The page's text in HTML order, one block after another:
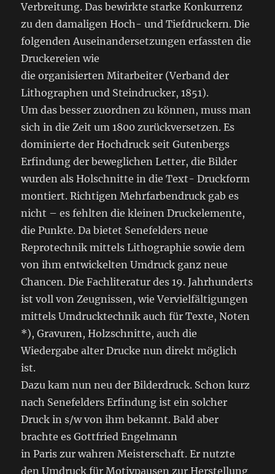
Verbreitung. Das bewirkte starke Konkurrenz
zu den damaligen Hoch- und Tiefdruckern. Die
folgenden Auseinandersetzungen erfassten die
Druckereien wie
die organisierten Mitarbeiter (Verband der
Lithographen und Steindrucker, 1851).
Um das besser zuordnen zu können, muss man
sich in die Zeit um 1800 zurückversetzen. Es
dominierte der Hochdruck seit Gutenbergs
Erfindung der beweglichen Letter, die Bilder
wurden als Holschnitte in die Text- Druckform
montiert. Richtigen Mehrfarbendruck gab es
nicht – es fehlten die kleinen Druckelemente,
die Punkte. Da bietet Senefelders neue
Reprotechnik mittels Lithographie sowie dem
von ihm entwickelten Umdruck ganz neue
Chancen. Die Fachliteratur des 19. Jahrhunderts
ist voll von Zeugnissen, wie Vervielfältigungen
mittels Umdrucktechnik auch für Texte, Noten
*), Gravuren, Holzschnitte, auch die
Wiedergabe alter Drucke nun direkt möglich
ist.
Dazu kam nun neu der Bilderdruck. Schon kurz
nach Senefelders Erfindung ist ein solcher
Druck in s/w von ihm bekannt. Bald aber
brachte es Gottfried Engelmann
in Paris zur wahren Meisterschaft. Er nutzte
den Umdruck für Motivpausen zur Herstellung